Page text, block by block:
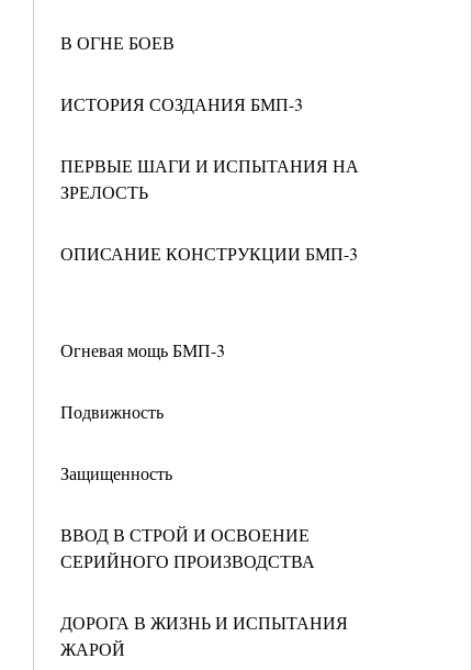
В ОГНЕ БОЕВ
ИСТОРИЯ СОЗДАНИЯ БМП-3
ПЕРВЫЕ ШАГИ И ИСПЫТАНИЯ НА
ЗРЕЛОСТЬ
ОПИСАНИЕ КОНСТРУКЦИИ БМП-3
Огневая мощь БМП-3
Подвижность
Защищенность
ВВОД В СТРОЙ И ОСВОЕНИЕ
СЕРИЙНОГО ПРОИЗВОДСТВА
ДОРОГА В ЖИЗНЬ И ИСПЫТАНИЯ
ЖАРОЙ